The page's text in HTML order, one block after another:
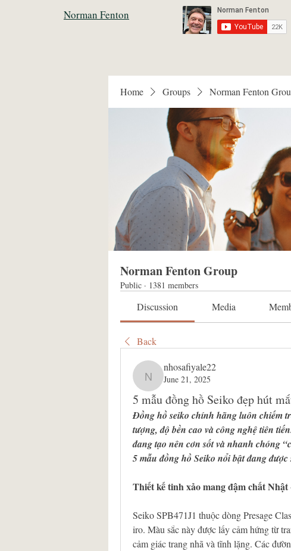
Norman Fenton
Home Groups Norman Fenton
Norman Fenton Group
Public · 1381 members
Discussion Media
Back
nhosafiyale22
nhosafiyale22
June 21, 2025
5 mẫu đồng hồ Seiko đẹp hút
Đồng hồ seiko chính hãng luôn chiếm
tượng, độ bền cao và công nghệ tiên
đang tạo nên cơn sốt và nhanh chóng
5 mẫu đồng hồ Seiko nổi bật đang
Thiết kế tinh xảo mang đậm chất Nhật
Seiko SPB471J1 thuộc dòng Presage
iro. Màu sắc này được lấy cảm hứng từ
cảm giác trang nhã và tĩnh lặng. Các